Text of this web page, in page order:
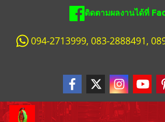
ติดตามผลงานได้ที่
094-2713999, 083-2888491,